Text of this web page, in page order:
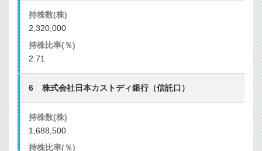
2,320,000
2.71
株式会社日本カストディ銀行（信託口）
1,688,500